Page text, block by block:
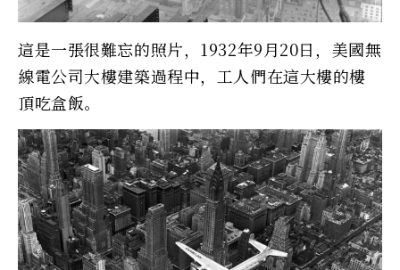
這是一張很難忘的照片，1932年9月20日，美國無
線電公司大樓建築過程中，工人們在這大樓的樓
頂吃盒飯。